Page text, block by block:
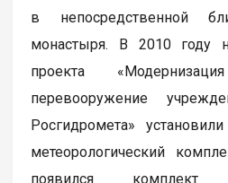
в непосредственной
монастыря. В 2010 году
проекта
перевооружение
Росгидромета»
метеорологический
появился комплект